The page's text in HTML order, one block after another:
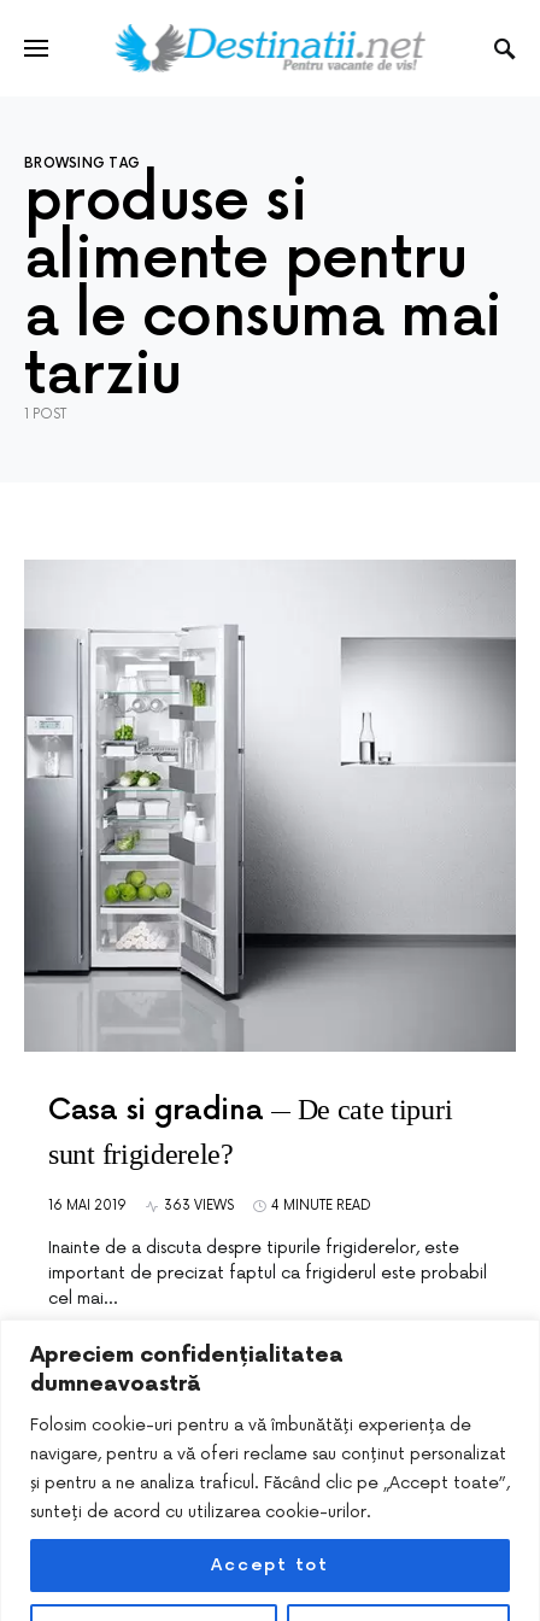
Apreciem confidențialitatea
dumneavoastră
Folosim cookie-uri pentru a vă îmbunătăți experiența de
navigare, pentru a vă oferi reclame sau conținut personalizat
și pentru a ne analiza traficul. Făcând clic pe „Accept toate”,
sunteți de acord cu utilizarea cookie-urilor.
Accept tot
BROWSING TAG
produse si
alimente pentru
a le consuma mai
tarziu
1 POST
Casa si gradina
De cate tipuri
sunt frigiderele?
16 MAI 2019 363 VIEWS 4 MINUTE READ
Inainte de a discuta despre tipurile frigiderelor, este
important de precizat faptul ca frigiderul este probabil
cel mai…
DESIGNED & DEVELOPED BYSMART SEO PACK